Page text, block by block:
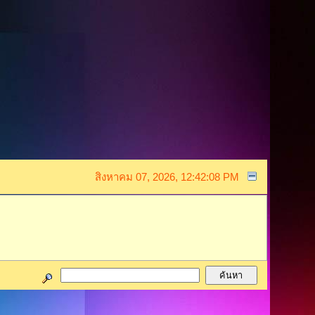
สิงหาคม 07, 2026, 12:42:08 PM